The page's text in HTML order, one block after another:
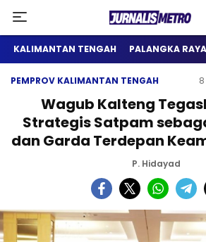
Jurnalis Metro
Satu Wadah Informasi
KALIMANTAN TENGAH PALANGKA RAYA
PEMPROV KALIMANTAN TENGAH
Wagub Kalteng
Strategis Satpam
dan Garda Terdepan
P. Hidayad